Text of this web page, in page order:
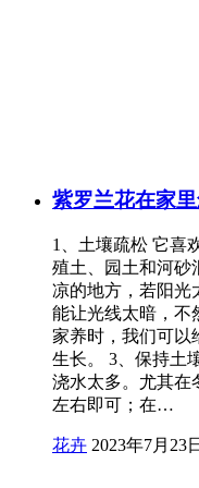
紫罗兰花在家
1、土壤疏松 它喜
殖土、园土和河砂
凉的地方，若阳光
能让光线太暗，不
家养时，我们可以
生长。 3、保持土
浇水太多。尤其在
左右即可；在…
花卉 2023年7月23日